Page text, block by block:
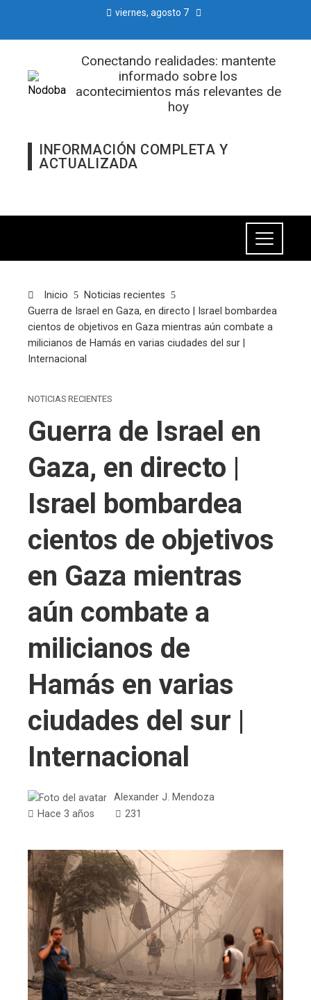
viernes, agosto 7
Conectando realidades: mantente
informado sobre los
acontecimientos más relevantes de
hoy
INFORMACIÓN COMPLETA Y
ACTUALIZADA
Inicio
Noticias recientes
Guerra de Israel en Gaza, en directo | Israel bombardea
cientos de objetivos en Gaza mientras aún combate a
milicianos de Hamás en varias ciudades del sur |
Internacional
NOTICIAS RECIENTES
Guerra de Israel en
Gaza, en directo |
Israel bombardea
cientos de objetivos
en Gaza mientras
aún combate a
milicianos de
Hamás en varias
ciudades del sur |
Internacional
Alexander J. Mendoza
Hace 3 años
231